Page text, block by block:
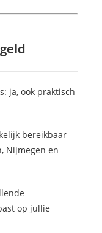
ja, ook praktisch
bereikbaar
Nijmegen en
op jullie